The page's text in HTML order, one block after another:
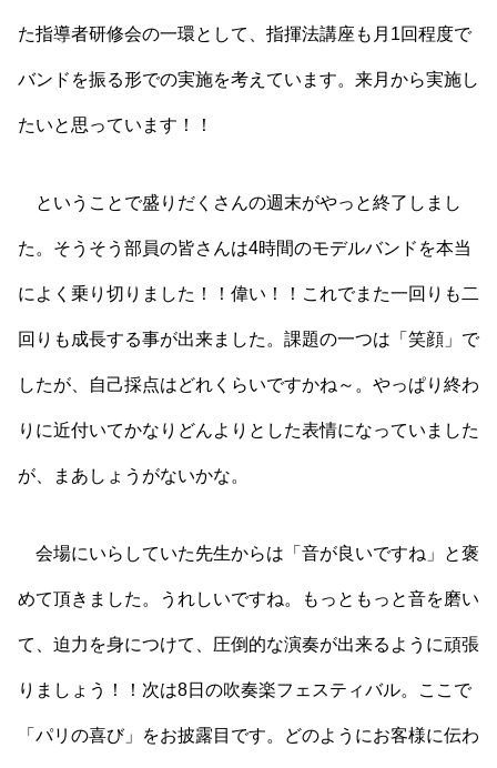
た指導者研修会の一環として、指揮法講座も月1回程度で
バンドを振る形での実施を考えています。来月から実施し
たいと思っています！！
ということで盛りだくさんの週末がやっと終了しまし
た。そうそう部員の皆さんは4時間のモデルバンドを本当
によく乗り切りました！！偉い！！これでまた一回りも二
回りも成長する事が出来ました。課題の一つは「笑顔」で
したが、自己採点はどれくらいですかね～。やっぱり終わ
りに近付いてかなりどんよりとした表情になっていました
が、まあしょうがないかな。
会場にいらしていた先生からは「音が良いですね」と褒
めて頂きました。うれしいですね。もっともっと音を磨い
て、迫力を身につけて、圧倒的な演奏が出来るように頑張
りましょう！！次は8日の吹奏楽フェスティバル。ここで
「パリの喜び」をお披露目です。どのようにお客様に伝わ